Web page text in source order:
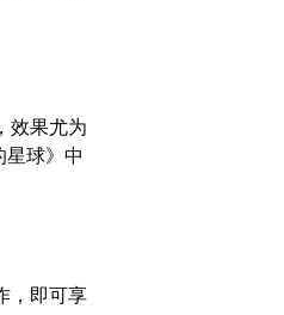
效果尤为
球》中
，即可享